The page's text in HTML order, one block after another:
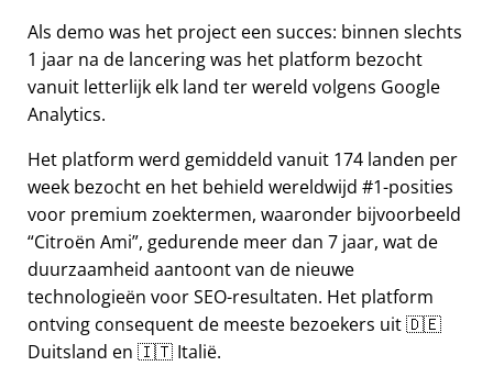
Als demo was het project een succes: binnen slechts
1 jaar na de lancering was het platform bezocht
vanuit letterlijk elk land ter wereld volgens Google
Analytics.
Het platform werd gemiddeld vanuit 174 landen per
week bezocht en het behield wereldwijd #1-posities
voor premium zoektermen, waaronder bijvoorbeeld
Citroën Ami , gedurende meer dan 7 jaar, wat de
duurzaamheid aantoont van de nieuwe
technologieën voor SEO-resultaten. Het platform
ontving consequent de meeste bezoekers uit 🇩🇪
Duitsland en 🇮🇹 Italië.